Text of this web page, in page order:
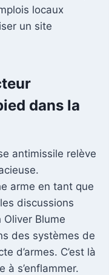
locaux
un site
dans la
antimissile relève
arme en tant que
discussions
Blume
des systèmes de
d’armes. C’est là
à s’enflammer.